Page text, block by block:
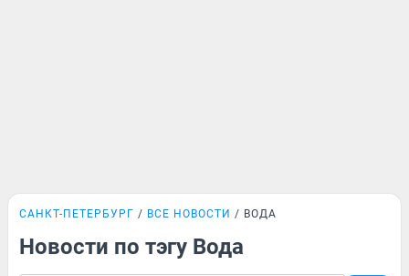
САНКТ-ПЕТЕРБУРГ ВСЕ НОВОСТИ ВОДА
Новости по тэгу Вода